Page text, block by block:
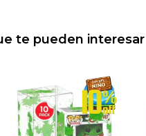
te pueden interesar